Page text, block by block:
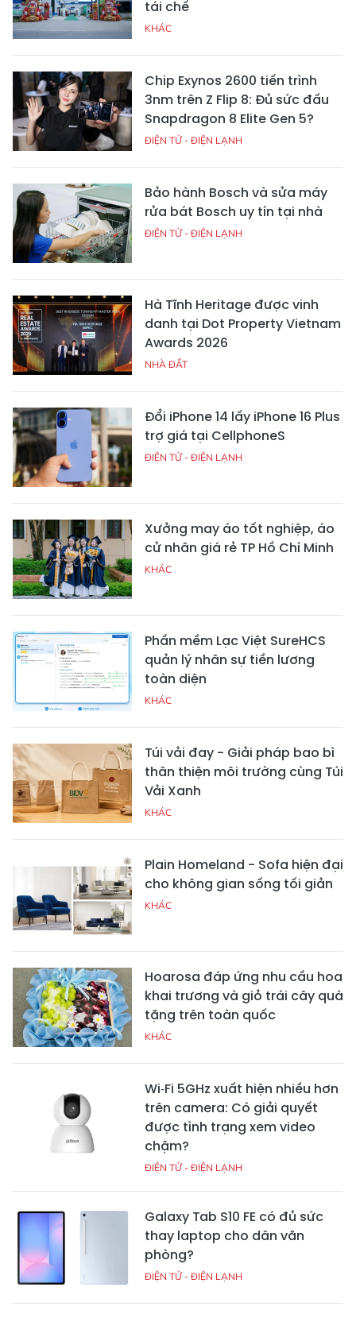
tái chế
KHÁC
Chip Exynos 2600 tiến trình
3nm trên Z Flip 8: Đủ sức đấu
Snapdragon 8 Elite Gen 5?
ĐIỆN TỬ - ĐIỆN LẠNH
Bảo hành Bosch và sửa máy
rửa bát Bosch uy tín tại nhà
ĐIỆN TỬ - ĐIỆN LẠNH
Hà Tĩnh Heritage được vinh
danh tại Dot Property Vietnam
Awards 2026
NHÀ ĐẤT
Đổi iPhone 14 lấy iPhone 16 Plus
trợ giá tại CellphoneS
ĐIỆN TỬ - ĐIỆN LẠNH
Xưởng may áo tốt nghiệp, áo
cử nhân giá rẻ TP Hồ Chí Minh
KHÁC
Phần mềm Lạc Việt SureHCS
quản lý nhân sự tiền lương
toàn diện
KHÁC
Túi vải đay - Giải pháp bao bì
thân thiện môi trường cùng Túi
Vải Xanh
KHÁC
Plain Homeland - Sofa hiện đại
cho không gian sống tối giản
KHÁC
Hoarosa đáp ứng nhu cầu hoa
khai trương và giỏ trái cây quà
tặng trên toàn quốc
KHÁC
Wi‑Fi 5GHz xuất hiện nhiều hơn
trên camera: Có giải quyết
được tình trạng xem video
chậm?
ĐIỆN TỬ - ĐIỆN LẠNH
Galaxy Tab S10 FE có đủ sức
thay laptop cho dân văn
phòng?
ĐIỆN TỬ - ĐIỆN LẠNH